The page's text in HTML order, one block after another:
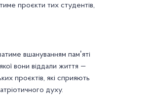
проєкти тих студентів,
вшануванням памʼяті
вони віддали життя —
проєктів, які сприяють
духу.